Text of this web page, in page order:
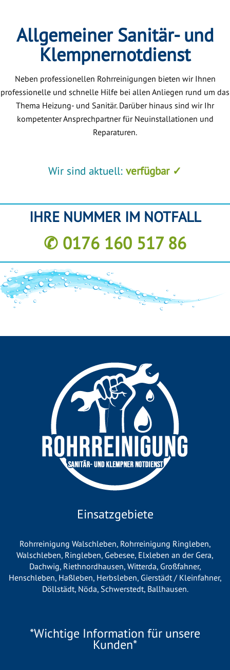
Allgemeiner Sanitär- und
Klempnernotdienst
Neben professionellen Rohrreinigungen bieten wir Ihnen
professionelle und schnelle Hilfe bei allen Anliegen rund um das
Thema Heizung- und Sanitär. Darüber hinaus sind wir Ihr
kompetenter Ansprechpartner für Neuinstallationen und
Reparaturen.
Wir sind aktuell: verfügbar ✓
IHRE NUMMER IM NOTFALL
✆ 0176 160 517 86
Einsatzgebiete
Rohrreinigung Walschleben, Rohrreinigung Ringleben,
Walschleben, Ringleben, Gebesee, Elxleben an der Gera,
Dachwig, Riethnordhausen, Witterda, Großfahner,
Henschleben, Haßleben, Herbsleben, Gierstädt / Kleinfahner,
Döllstädt, Nöda, Schwerstedt, Ballhausen.
*Wichtige Information für unsere
Kunden*